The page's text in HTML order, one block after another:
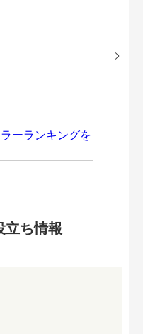
立ち情報